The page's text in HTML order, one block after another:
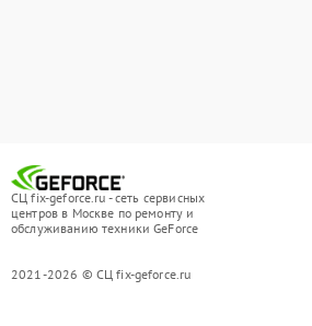
СЦ fix-geforce.ru - сеть сервисных
центров в Москве по ремонту и
обслуживанию техники GeForce
2021-2026 © СЦ fix-geforce.ru